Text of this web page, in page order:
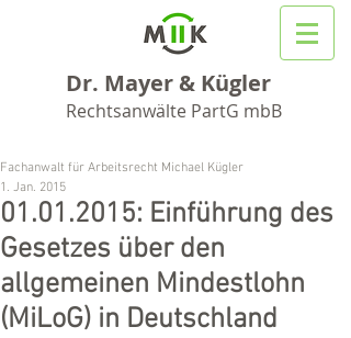
Dr. Mayer & Kügler
Rechtsanwälte PartG mbB
01.01.2015: Einführung des
Gesetzes über den
allgemeinen Mindestlohn
(MiLoG) in Deutschland
Fachanwalt für Arbeitsrecht Michael Kügler
1. Jan. 2015